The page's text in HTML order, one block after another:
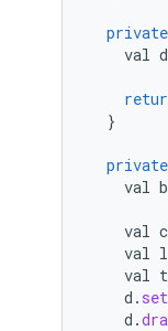
private
val
}
private
val
val
val
val
d .
d .